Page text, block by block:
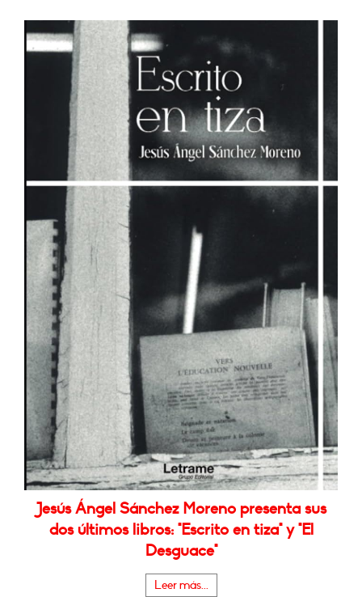
Jesús Ángel Sánchez Moreno presenta sus
dos últimos libros: "Escrito en tiza" y "El
Desguace"
Leer más...